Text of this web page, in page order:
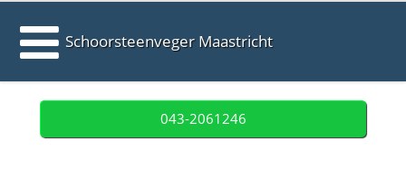
Schoorsteenveger Maastricht
043-2061246